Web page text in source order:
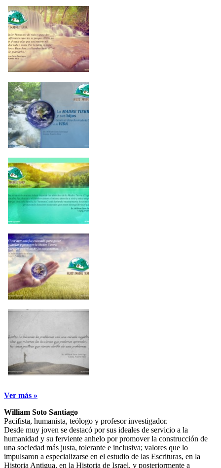
Ver más »
William Soto Santiago
Pacifista, humanista, teólogo y profesor investigador.
Desde muy joven se destacó por sus ideales de servicio a la
humanidad y su ferviente anhelo por promover la construcción de
una sociedad más justa, tolerante e inclusiva; valores que lo
impulsaron a especializarse en el estudio de las Escrituras, en la
Historia Antigua, en la Historia de Israel, y posteriormente a